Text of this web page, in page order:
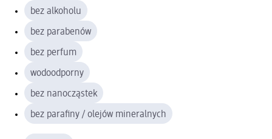
bez alkoholu
bez parabenów
bez perfum
wodoodporny
bez nanocząstek
bez parafiny / olejów mineralnych